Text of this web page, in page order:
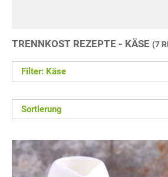
TRENNKOST REZEPTE - KÄSE (7
Filter: Käse
Sortierung